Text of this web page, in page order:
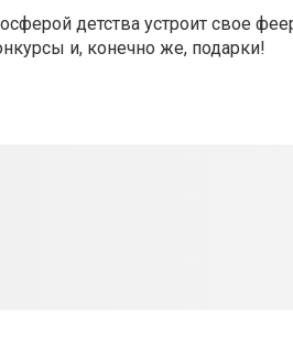
детства устроит свое
и, конечно же, подарки!